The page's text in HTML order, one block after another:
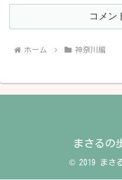
コメン
ホーム 神奈川編
まさるの
© 2019 まさ